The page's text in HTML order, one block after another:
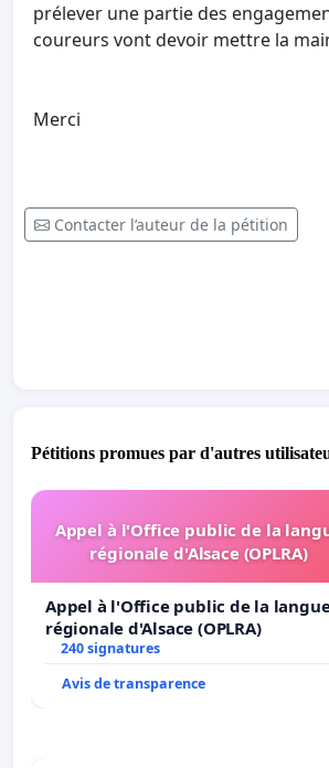
prélever une partie des
coureurs vont devoir mettre la
Merci
Contacter l’auteur de la pétition
Pétitions promues par d'autres
Appel à l'Office public de la
régionale d'Alsace (OPLRA)
Appel à l'Office public de la
régionale d'Alsace (OPLRA)
240 signatures
Avis de transparence